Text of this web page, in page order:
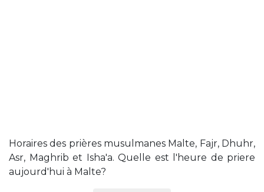
Horaires des prières musulmanes Malte, Fajr, Dhuhr,
Asr, Maghrib et Isha'a. Quelle est l'heure de priere
aujourd'hui à Malte?